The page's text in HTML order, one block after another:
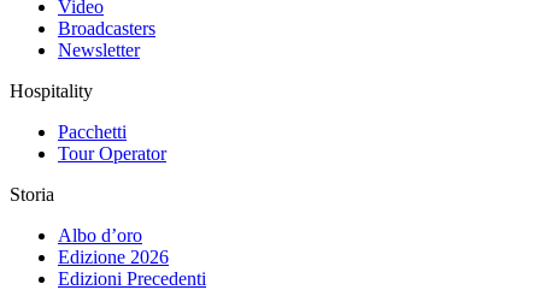
Video
Broadcasters
Newsletter
Hospitality
Pacchetti
Tour Operator
Storia
Albo d’oro
Edizione 2026
Edizioni Precedenti